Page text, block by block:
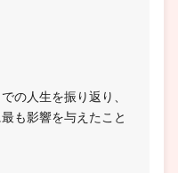
の人生を振り返り、
も影響を与えたこと